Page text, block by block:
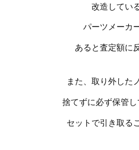
改造してい
パーツメーカ
あると査定額に
また、取り外した
捨てずに必ず保管し
セットで引き取る